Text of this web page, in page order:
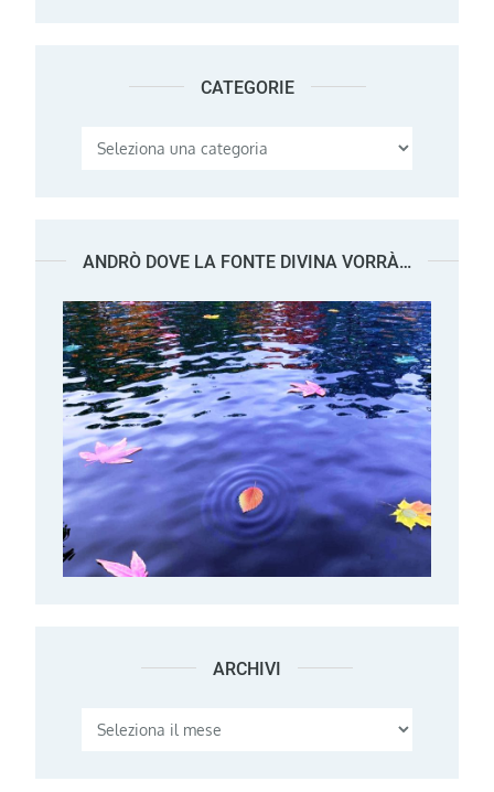
CATEGORIE
Categorie
ANDRÒ DOVE LA FONTE DIVINA VORRÀ…
ARCHIVI Archivi